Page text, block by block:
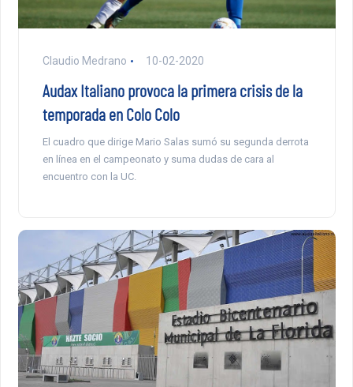
Claudio Medrano 10-02-2020
Audax Italiano provoca la primera crisis de la
temporada en Colo Colo
El cuadro que dirige Mario Salas sumó su segunda derrota
en línea en el campeonato y suma dudas de cara al
encuentro con la UC.